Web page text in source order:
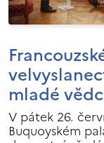
mladé
V pátek 26.
Buquoyském